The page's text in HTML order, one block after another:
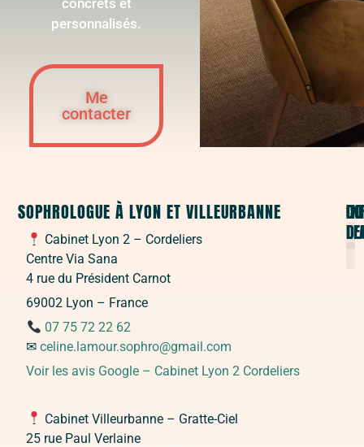
concrets et
personnalisés.
Me
contacter
SOPHROLOGUE À LYON ET VILLEURBANNE
Cabinet Lyon 2 – Cordeliers
Centre Via Sana
4 rue du Président Carnot
69002 Lyon – France
07 75 72 22 62
✉celine.lamour.sophro@gmail.com
Voir les avis Google – Cabinet Lyon 2 Cordeliers
Cabinet Villeurbanne – Gratte-Ciel
25 rue Paul Verlaine